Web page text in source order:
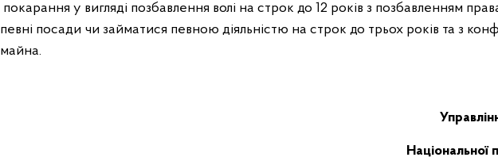
покарання у вигляді позбавлення волі на строк до 12 років з позбавленням
певні посади чи займатися певною діяльністю на строк до трьох років та з
майна.
Національної